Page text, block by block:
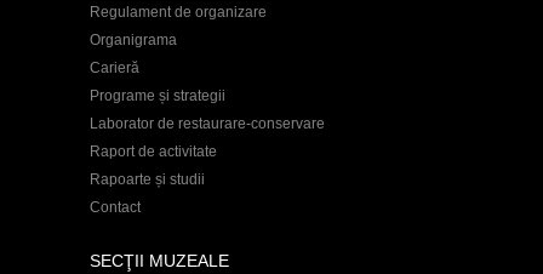
Regulament de organizare
Organigrama
Carieră
Programe și strategii
Laborator de restaurare-conservare
Raport de activitate
Rapoarte și studii
Contact
SECŢII MUZEALE